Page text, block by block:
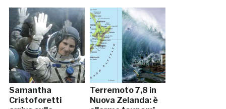
Samantha
Cristoforetti
Terremoto 7,8 in
Nuova Zelanda: è